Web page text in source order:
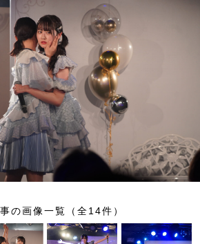
の画像一覧（全14件）